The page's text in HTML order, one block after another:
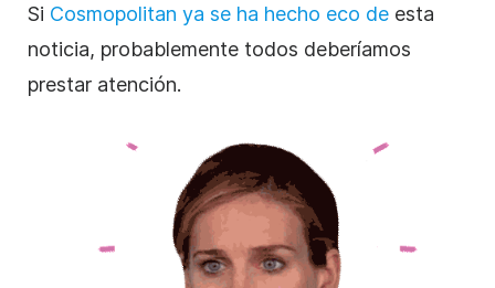
Si Cosmopolitan ya se ha hecho eco de esta
noticia, probablemente todos deberíamos
prestar atención.